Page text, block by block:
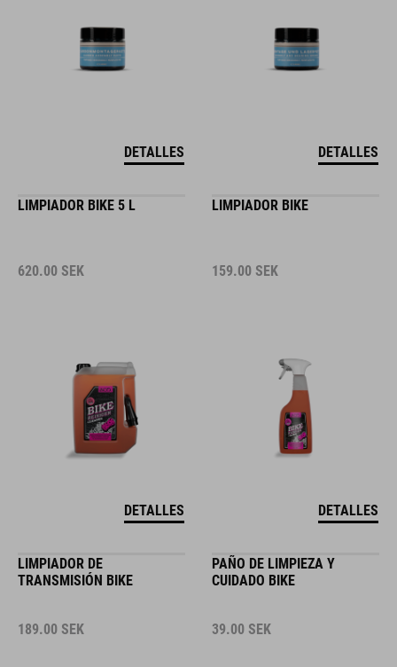
DETALLES DETALLES
LIMPIADOR BIKE 5 L
620.00 SEK
DETALLES
LIMPIADOR BIKE
159.00 SEK
DETALLES
LIMPIADOR DE
TRANSMISIÓN BIKE
189.00 SEK
PAÑO DE LIMPIEZA Y
CUIDADO BIKE
39.00 SEK